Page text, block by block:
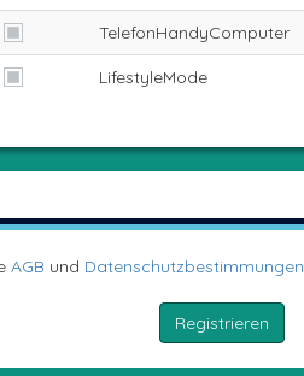
TelefonHandyComputer
LifestyleMode
AGB und Datenschutzbestimmungen
Registrieren